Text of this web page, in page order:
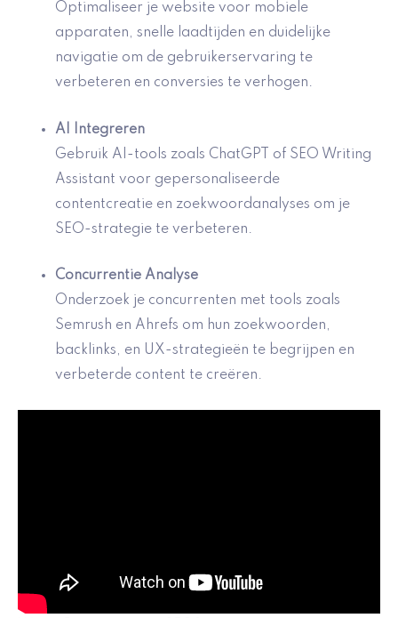
Optimaliseer je website voor mobiele
apparaten, snelle laadtijden en duidelijke
navigatie om de gebruikerservaring te
verbeteren en conversies te verhogen.
AI Integreren
Gebruik AI-tools zoals ChatGPT of SEO Writing
Assistant voor gepersonaliseerde
contentcreatie en zoekwoordanalyses om je
SEO-strategie te verbeteren.
Concurrentie Analyse
Onderzoek je concurrenten met tools zoals
Semrush en Ahrefs om hun zoekwoorden,
backlinks, en UX-strategieën te begrijpen en
verbeterde content te creëren.